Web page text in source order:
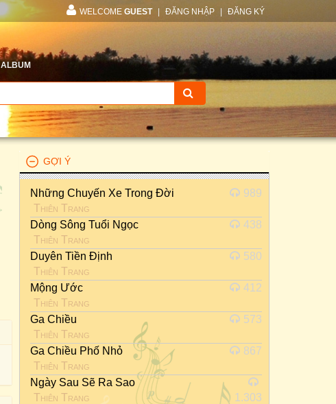
WELCOME GUEST ĐĂNG NHẬP ĐĂNG KÝ
ALBUM
GỢI Ý
Những Chuyến Xe Trong Đời
Thiên Trang
989
Dòng Sông Tuổi Ngọc
Thiên Trang
438
Duyên Tiền Định
Thiên Trang
580
Mộng Ước
Thiên Trang
412
Ga Chiều
Thiên Trang
573
Ga Chiều Phố Nhỏ
Thiên Trang
867
Ngày Sau Sẽ Ra Sao
Thiên Trang
1.303